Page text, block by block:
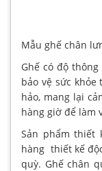
Mẫu ghế chân
Ghế có độ
bảo vệ sức
hảo, mang lại
hàng giờ để làm
Sản phẩm thiết
hàng thiết kế
quỳ. Ghế chân